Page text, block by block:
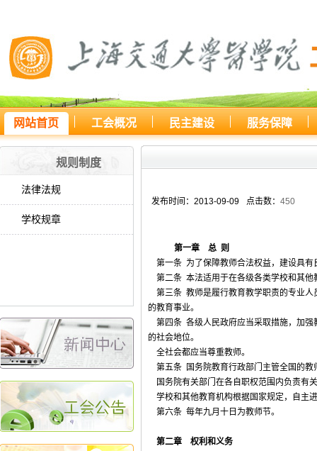
网站首页 工会概况 民主建设 服务保障
规则制度
法律法规
学校规章
发布时间：2013-09-09 点击数： 450
第一章 总 则
第一条 为了保障教师合法权益，建设具有
第二条 本法适用于在各级各类学校和其他
第三条 教师是履行教育教学职责的专业人
的教育事业。
第四条 各级人民政府应当采取措施，加强
的社会地位。
全社会都应当尊重教师。
第五条 国务院教育行政部门主管全国的教
国务院有关部门在各自职权范围内负责有
学校和其他教育机构根据国家规定，自主
第六条 每年九月十日为教师节。
第二章 权利和义务